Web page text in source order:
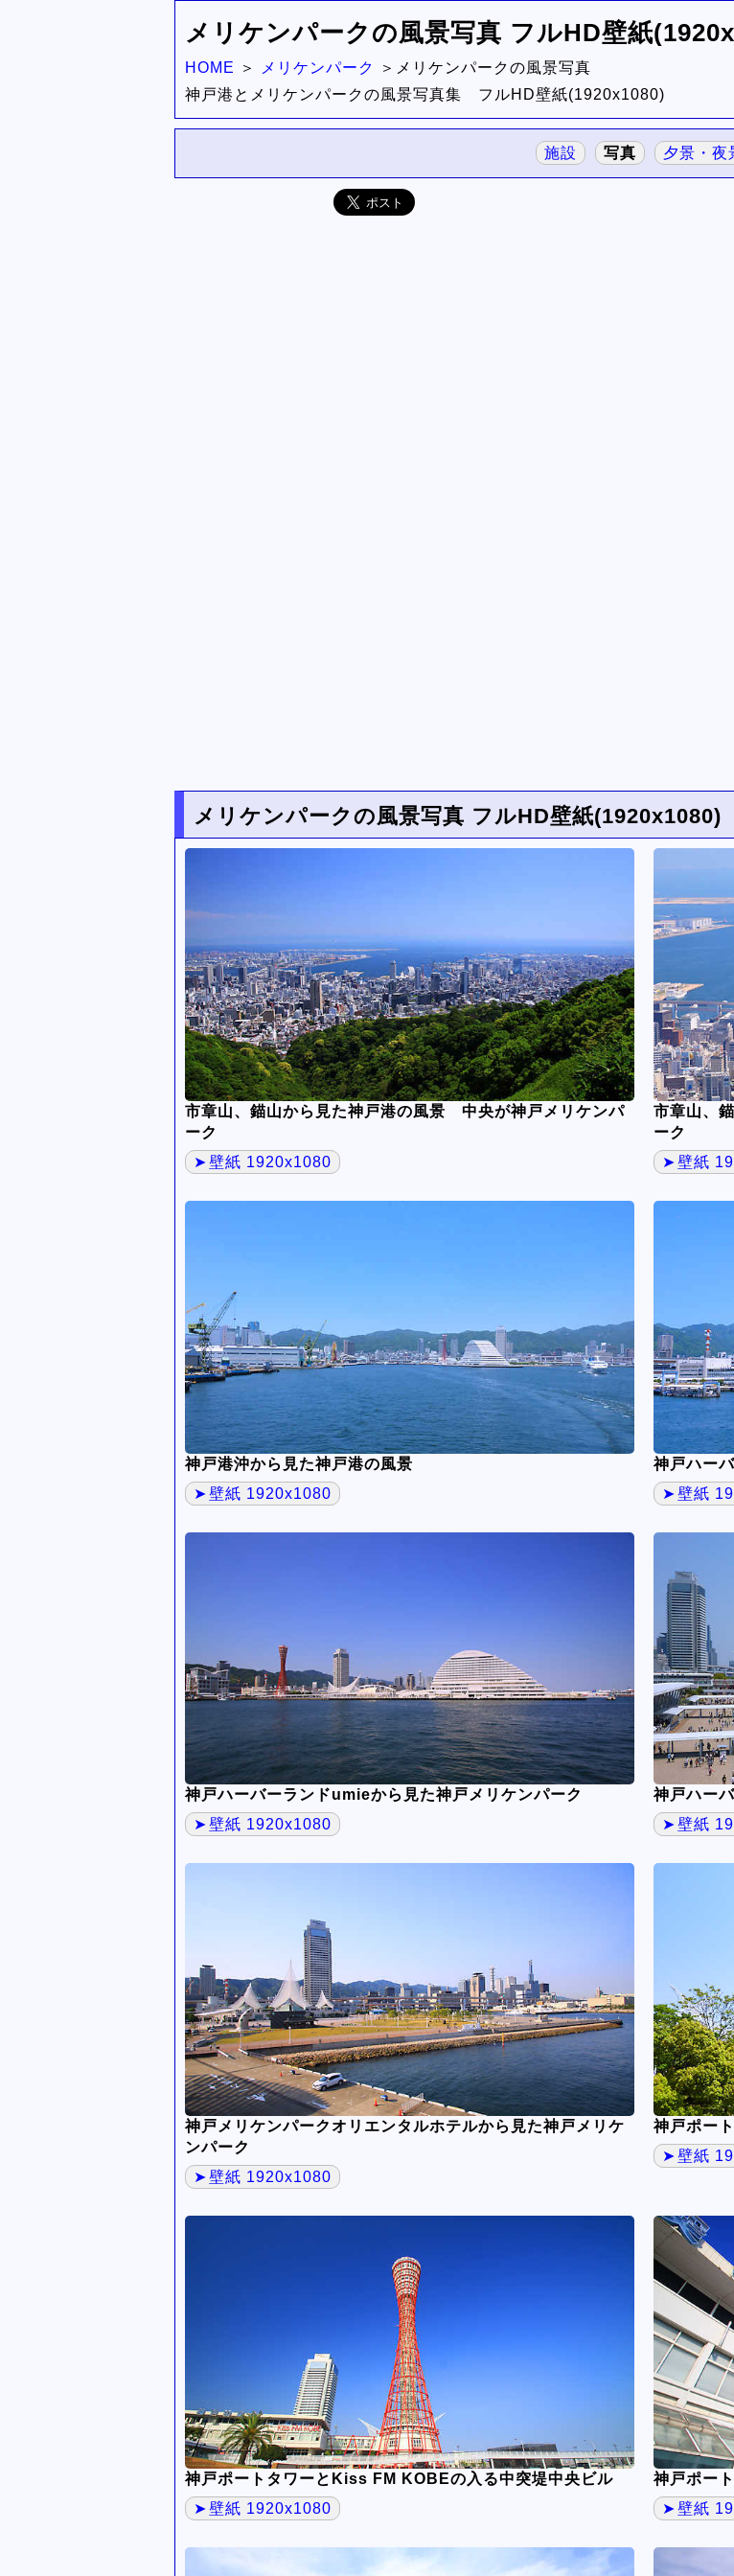
メリケンパークの風景写真 フルHD壁紙
HOME メリケンパーク
メリケンパークの風景写真
神戸港とメリケンパークの風景写真集 フルHD壁紙(1920x1080)
施設 写真 夕景・夜
メリケンパークの風景写真 フルHD壁紙(1920x1080)
市章山、錨山から見た神戸港の風景 中央が神戸メリケンパ
ーク
壁紙 1920x1080
市章山、
ーク
壁紙
神戸港沖から見た神戸港の風景
壁紙 1920x1080
神戸ハー
壁紙
神戸ハーバーランドumieから見た神戸メリケンパーク
壁紙 1920x1080
神戸ハー
壁紙
神戸メリケンパークオリエンタルホテルから見た神戸メリケ
ンパーク
壁紙 1920x1080
神戸ポー
壁紙
神戸ポートタワーとKiss FM KOBEの入る中突堤中央ビル
壁紙 1920x1080
神戸ポー
壁紙